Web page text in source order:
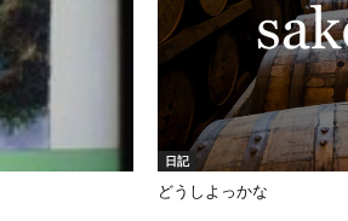
日記
どうしよっかな